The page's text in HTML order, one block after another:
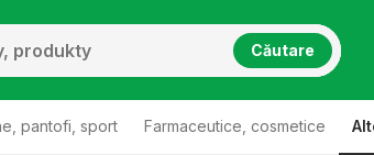
Căutare
pantofi, sport Farmaceutice, cosmetice